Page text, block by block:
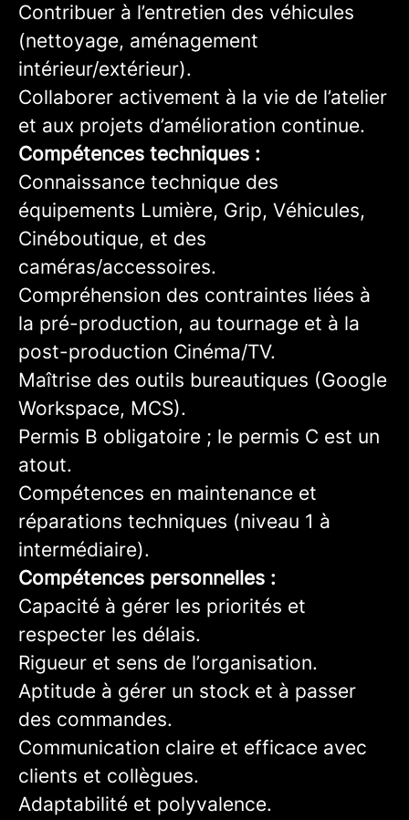
Contribuer à l’entretien des véhicules
(nettoyage, aménagement
intérieur/extérieur).
Collaborer activement à la vie de l’atelier
et aux projets d’amélioration continue.
Compétences techniques :
Connaissance technique des
équipements Lumière, Grip, Véhicules,
Cinéboutique, et des
caméras/accessoires.
Compréhension des contraintes liées à
la pré-production, au tournage et à la
post-production Cinéma/TV.
Maîtrise des outils bureautiques (Google
Workspace, MCS).
Permis B obligatoire ; le permis C est un
atout.
Compétences en maintenance et
réparations techniques (niveau 1 à
intermédiaire).
Compétences personnelles :
Capacité à gérer les priorités et
respecter les délais.
Rigueur et sens de l’organisation.
Aptitude à gérer un stock et à passer
des commandes.
Communication claire et efficace avec
clients et collègues.
Adaptabilité et polyvalence.